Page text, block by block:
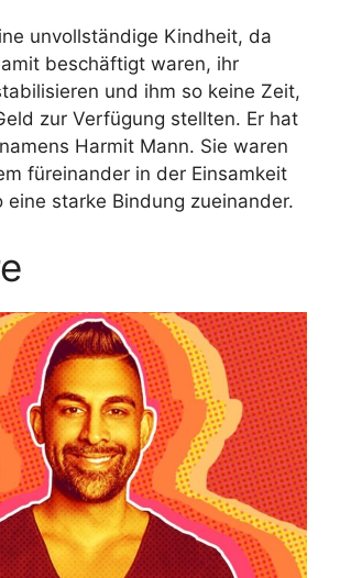
unvollständige Kindheit, da
beschäftigt waren, ihr
und ihm so keine Zeit,
zur Verfügung stellten. Er hat
Harmit Mann. Sie waren
füreinander in der Einsamkeit
eine starke Bindung zueinander.